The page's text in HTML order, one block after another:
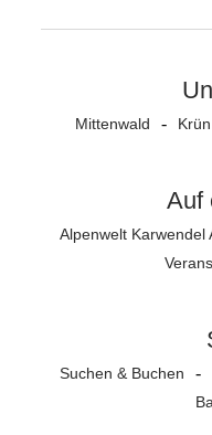
Mittenwald Krün
Auf
Alpenwelt Karwendel
Suchen & Buchen